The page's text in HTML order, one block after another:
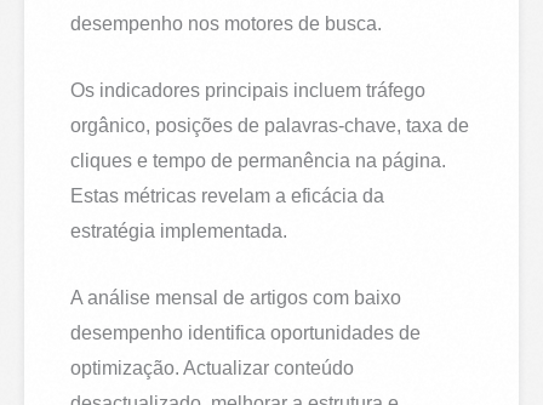
desempenho nos motores de busca.
Os indicadores principais incluem tráfego
orgânico, posições de palavras-chave, taxa de
cliques e tempo de permanência na página.
Estas métricas revelam a eficácia da
estratégia implementada.
A análise mensal de artigos com baixo
desempenho identifica oportunidades de
optimização. Actualizar conteúdo